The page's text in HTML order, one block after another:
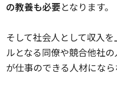
の教養も必要となります。
そして社会人として収入
ルとなる同僚や競合他社
が仕事のできる人材になら